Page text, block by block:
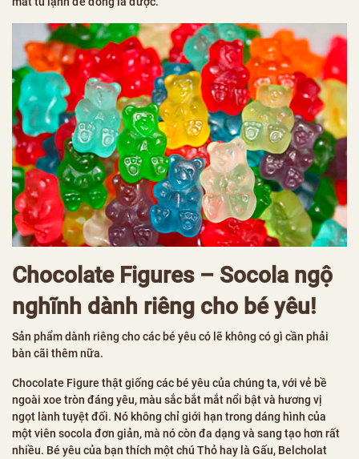
Chocolate Figures– Socola ngộ
nghĩnh dành riêng cho bé yêu!
Sản phẩm dành riêng cho các bé yêu có lẽ không có gì cần phải
bàn cãi thêm nữa.
Chocolate Figure thật giống các bé yêu của chúng ta, với vẻ bề
ngoài xoe tròn đáng yêu, màu sắc bắt mắt nổi bật và hương vị
ngọt lành tuyệt đối. Nó không chỉ giới hạn trong dáng hình của
một viên socola đơn giản, mà nó còn đa dạng và sang tạo hơn rất
nhiều. Bé yêu của bạn thích một chú Thỏ hay là Gấu, Belcholat